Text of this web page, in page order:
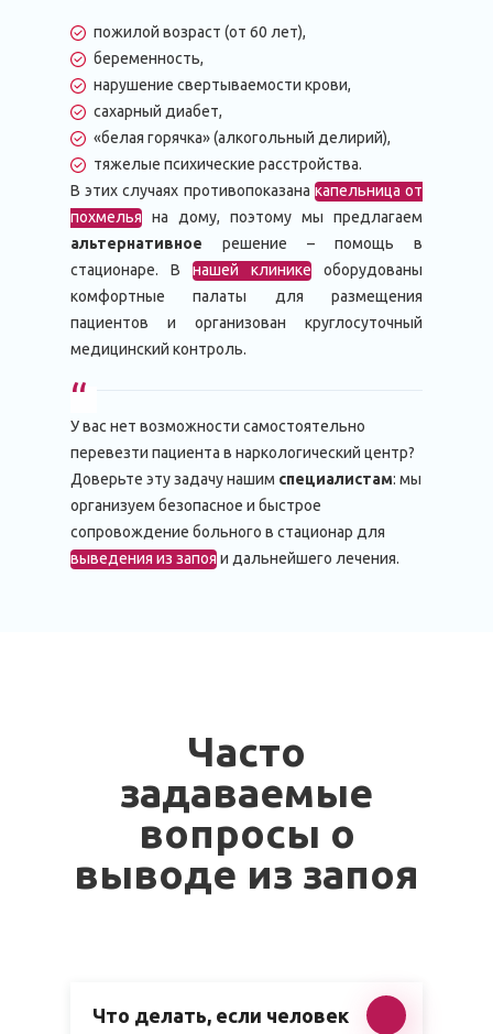
пожилой возраст (от 60 лет),
беременность,
нарушение свертываемости крови,
сахарный диабет,
«белая горячка» (алкогольный делирий),
тяжелые психические расстройства.
В этих случаях противопоказана капельница от
похмелья на дому, поэтому мы предлагаем
альтернативное решение – помощь в
стационаре. В нашей клинике оборудованы
комфортные палаты для размещения
пациентов и организован круглосуточный
медицинский контроль.
У вас нет возможности самостоятельно
перевезти пациента в наркологический центр?
Доверьте эту задачу нашим специалистам: мы
организуем безопасное и быстрое
сопровождение больного в стационар для
выведения из запояи дальнейшего лечения.
Часто
задаваемые
вопросы о
выводe из запоя
Что делать, если человек